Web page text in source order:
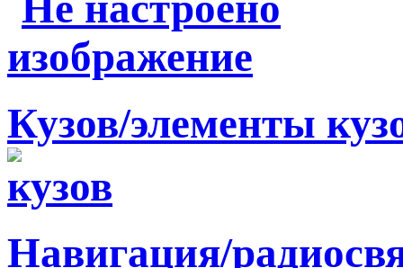
Кузов/элементы
Навигация/